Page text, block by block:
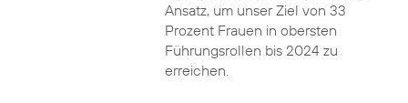
Ansatz, um unser Ziel von 33
Prozent Frauen in obersten
Führungsrollen bis 2024 zu
erreichen.